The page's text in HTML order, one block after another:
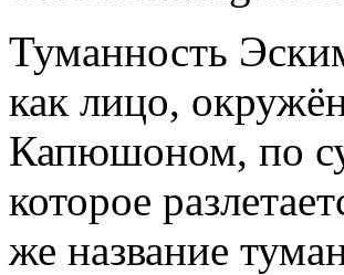
Туманность
как лицо,
Капюшоном, по
которое
же название